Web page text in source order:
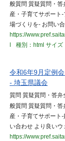
般質問 質疑質問・答
産・子育てサポート
場づくりを- お問い合
https://
種別：html サイズ
令和6年9月定例
- 埼玉県議会
質問 質疑質問・答
般質問 質疑質問・答
産・子育てサポート
い合わせ より良いウ
https://